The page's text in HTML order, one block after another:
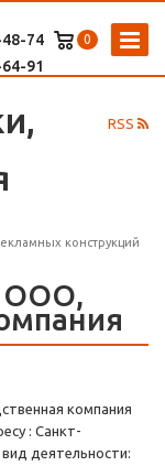
0
74
91
RSS
конструкций
ООО,
компания
: Санкт-
деятельности: